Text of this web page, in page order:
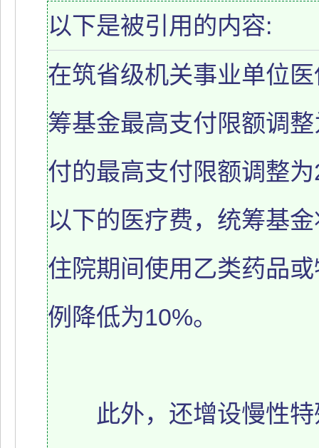
以下是被引用的内容:
在筑省级机关事业单位
筹基金最高支付限额调
付的最高支付限额调整
以下的医疗费，统筹基
住院期间使用乙类药品
例降低为10%。
此外，还增设慢性特